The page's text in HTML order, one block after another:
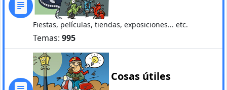
Fiestas, películas, tiendas, exposiciones... etc.
Temas: 995
Cosas útiles